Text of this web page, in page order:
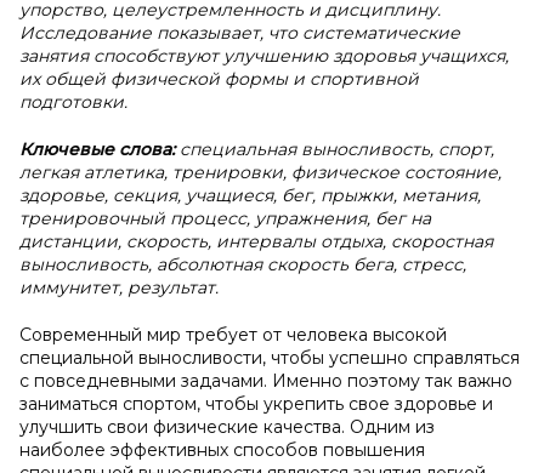
упорство, целеустремленность и дисциплину.
Исследование показывает, что систематические
занятия способствуют улучшению здоровья учащихся,
их общей физической формы и спортивной
подготовки.
Ключевые слова:специальная выносливость, спорт,
легкая атлетика, тренировки, физическое состояние,
здоровье, секция, учащиеся, бег, прыжки, метания,
тренировочный процесс, упражнения, бег на
дистанции, скорость, интервалы отдыха, скоростная
выносливость, абсолютная скорость бега, стресс,
иммунитет, результат.
Современный мир требует от человека высокой
специальной выносливости, чтобы успешно справляться
с повседневными задачами. Именно поэтому так важно
заниматься спортом, чтобы укрепить свое здоровье и
улучшить свои физические качества. Одним из
наиболее эффективных способов повышения